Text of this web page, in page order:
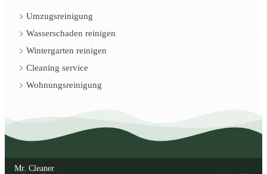
Umzugsreinigung
Wasserschaden reinigen
Wintergarten reinigen
Cleaning service
Wohnungsreinigung
Mr. Cleaner